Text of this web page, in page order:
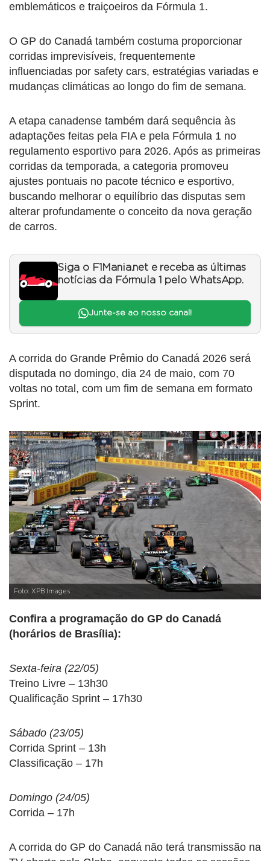
emblemáticos e traiçoeiros da Fórmula 1.
O GP do Canadá também costuma proporcionar
corridas imprevisíveis, frequentemente
influenciadas por safety cars, estratégias variadas e
mudanças climáticas ao longo do fim de semana.
A etapa canadense também dará sequência às
adaptações feitas pela FIA e pela Fórmula 1 no
regulamento esportivo para 2026. Após as primeiras
corridas da temporada, a categoria promoveu
ajustes pontuais no pacote técnico e esportivo,
buscando melhorar o equilíbrio das disputas sem
alterar profundamente o conceito da nova geração
de carros.
Siga o F1Mania.net e receba as últimas
notícias da Fórmula 1 pelo WhatsApp.
Junte-se ao nosso canal!
A corrida do Grande Prêmio do Canadá 2026 será
disputada no domingo, dia 24 de maio, com 70
voltas no total, com um fim de semana em formato
Sprint.
Foto: XPB Images
Confira a programação do GP do Canadá
(horários de Brasília):
Sexta-feira (22/05)
Treino Livre – 13h30
Qualificação Sprint – 17h30
Sábado (23/05)
Corrida Sprint – 13h
Classificação – 17h
Domingo (24/05)
Corrida – 17h
A corrida do GP do Canadá não terá transmissão na